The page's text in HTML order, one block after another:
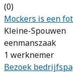
(0)
Mockers is een
Kleine-Spouwen
eenmanszaak
1 werknemer
Bezoek